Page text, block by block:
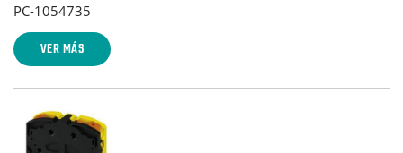
PC-1054735
VER MÁS